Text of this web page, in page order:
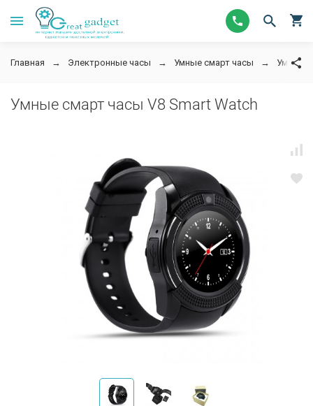
Главная Электронные часы Умные смарт часы Умные
Умные смарт часы V8 Smart Watch